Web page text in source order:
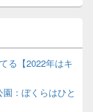
る【2022年はキ
：ぼくらはひと